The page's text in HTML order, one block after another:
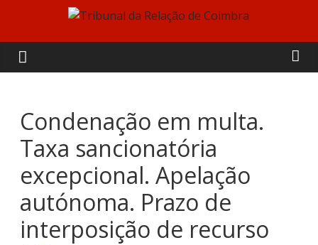
content
Tribunal
da
Relação
de
Coimbra
Condenação em multa.
Taxa sancionatória
excepcional. Apelação
autónoma. Prazo de
interposição de recurso